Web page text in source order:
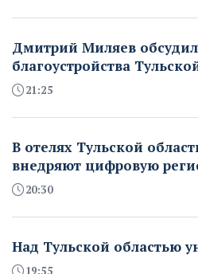
Дмитрий Миляев
благоустройства
21:25
В отелях Тульской
внедряют цифровую
20:30
Над Тульской областью
19:55